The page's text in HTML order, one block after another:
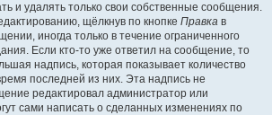
и удалять только свои собственные сообщения.
щёлкнув по кнопке Правка в
иногда только в течение ограниченного
Если кто-то уже ответил на сообщение, то
надпись, которая показывает количество
последней из них. Эта надпись не
редактировал администратор или
сами написать о сделанных изменениях по